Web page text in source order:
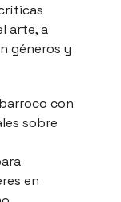
arte, a
géneros y
con
sobre
en